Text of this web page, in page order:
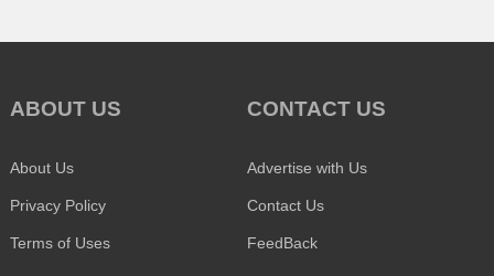
ABOUT US
About Us
Privacy Policy
Terms of Uses
CONTACT US
Advertise with Us
Contact Us
FeedBack